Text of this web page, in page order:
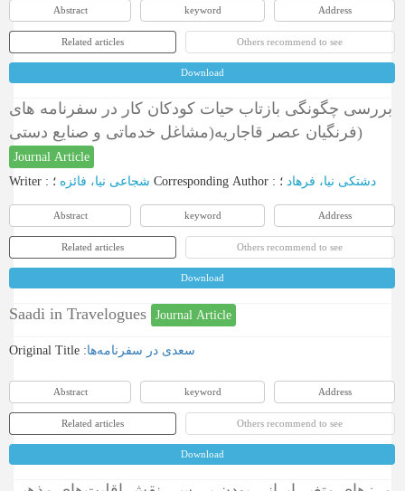
Abstract keyword Address
Related articles Others recommend to see
Download
بررسی چگونگی بازتاب حیات کودکان کار در سفرنامه های
فرنگیان عصر قاجاریه(مشاغل خدماتی و صنایع دستی)
Journal Article
Writer : شجاعی نیا، فائزه Corresponding Author : دشتکی نیا، فرهاد ؛
Abstract keyword Address
Related articles Others recommend to see
Download
Saadi in Travelogues Journal Article
Original Title :سعدی در سفرنامه‌ها
Abstract keyword Address
Related articles Others recommend to see
Download